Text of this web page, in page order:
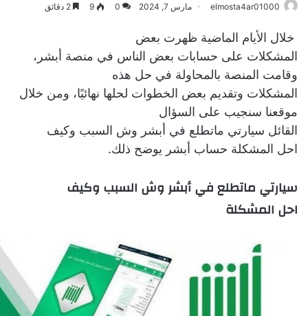
elmosta4ar01000 مارس 7, 2024 0
9
خلال الأيام الماضية ظهرت بعض
المشكلات على حسابات بعض الناس في منصة أبشر،
وقامت المنصة بالمحاولة في حل هذه
المشكلات وتقديم بعض الخطوات لحلها نهائيًا، ومن خلال
موقعنا سنجيب على السؤال
القائل سيارتي ماتطلع في أبشر وش السبب وكيف
احل المشكلة حساب أبشر يوضح ذلك.
سيارتي ماتطلع في أبشر وش السبب وكيف
احل المشكلة